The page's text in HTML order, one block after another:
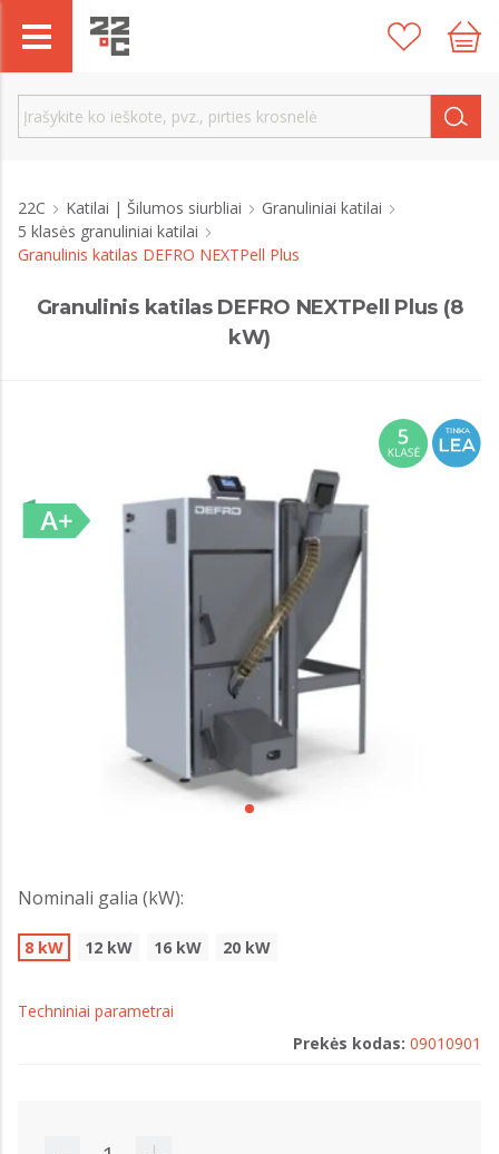
22C Katilai | Šilumos siurbliai
Granuliniai katilai
5 klasės granuliniai katilai
Granulinis katilas DEFRO NEXTPell Plus
Granulinis katilas DEFRO NEXTPell Plus (8
kW)
Nominali galia (kW):
8 kW 12 kW 16 kW 20 kW
Techniniai parametrai
Prekės kodas: 09010901